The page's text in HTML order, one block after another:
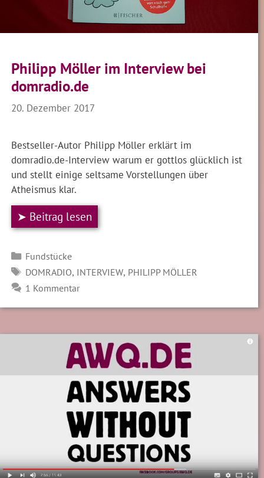
Philipp Möller im Interview bei
domradio.de
20. Dezember 2017
Bestseller-Autor Philipp Möller erklärt im
domradio.de-Interview warum er gottlos glücklich ist
und stellt einige seltsame Vorstellungen über
Atheismus klar.
➤ Beitrag lesen
Kategorien
Fundstücke
SCHLAGWÖRTER
DOMRADIO, INTERVIEW, PHILIPP MÖLLER
1 Kommentar